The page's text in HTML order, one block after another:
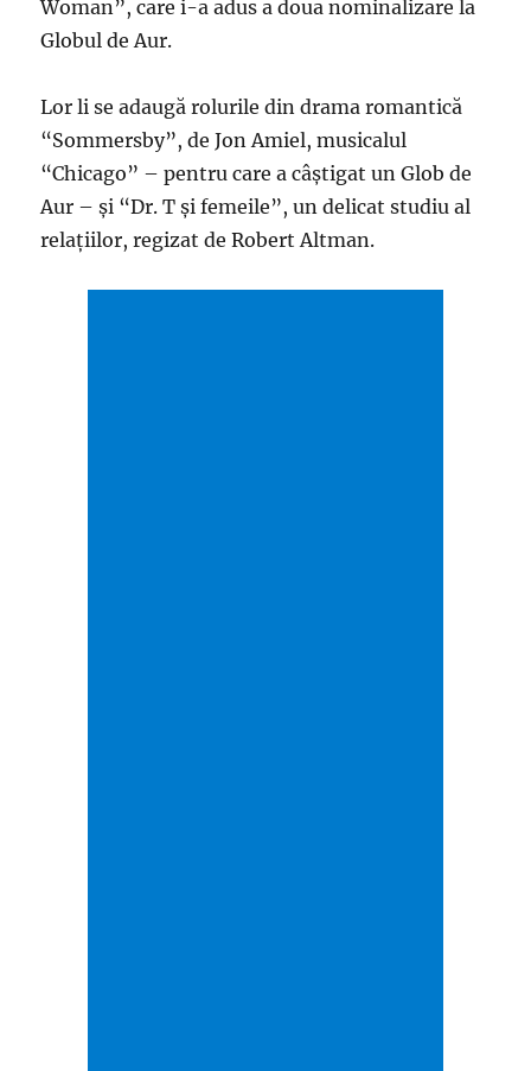
Woman”, care i-a adus a doua nominalizare la
Globul de Aur.
Lor li se adaugă rolurile din drama romantică
“Sommersby”, de Jon Amiel, musicalul
“Chicago” – pentru care a câştigat un Glob de
Aur – şi “Dr. T şi femeile”, un delicat studiu al
relaţiilor, regizat de Robert Altman.